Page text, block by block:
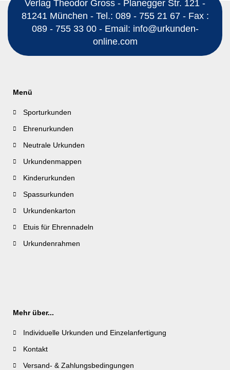
Verlag Theodor Gross - Planegger Str. 121 -
81241 München - Tel.: 089 - 755 21 67 - Fax :
089 - 755 33 00 - Email: info@urkunden-
online.com
Menü
Sporturkunden
Ehrenurkunden
Neutrale Urkunden
Urkundenmappen
Kinderurkunden
Spassurkunden
Urkundenkarton
Etuis für Ehrennadeln
Urkundenrahmen
Mehr über...
Individuelle Urkunden und Einzelanfertigung
Kontakt
Versand- & Zahlungsbedingungen